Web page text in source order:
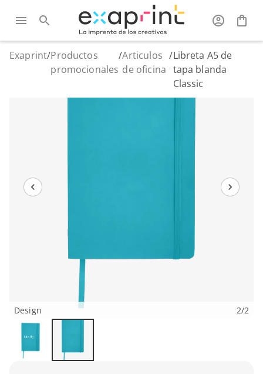
Exaprint/Productos
promocionales
/Articulos
de oficina
/Libreta A5 de
tapa blanda
Classic
Design 2/2